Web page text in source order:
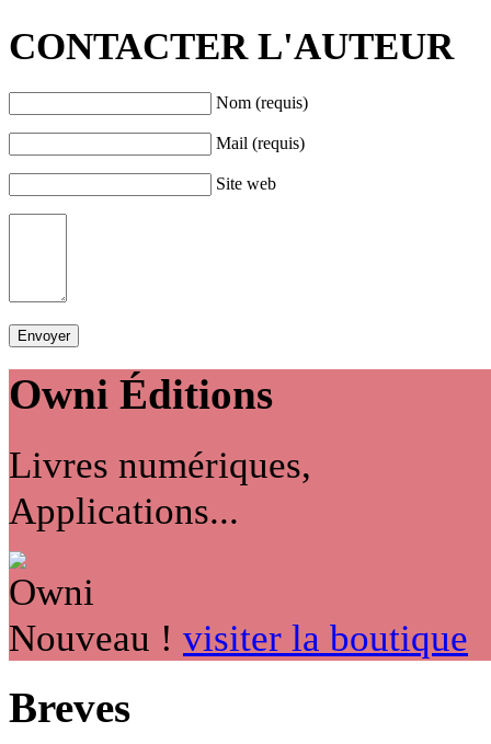
CONTACTER L'AUTEUR
Nom (requis)
Mail (requis)
Site web
Owni Éditions
Livres numériques,
Applications...
Nouveau ! visiter la boutique
Breves